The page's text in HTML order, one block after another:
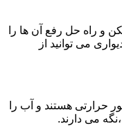
و راه حل رفع آن ها را
می توانید از
حرارتی هستند و آب را
می دارند.